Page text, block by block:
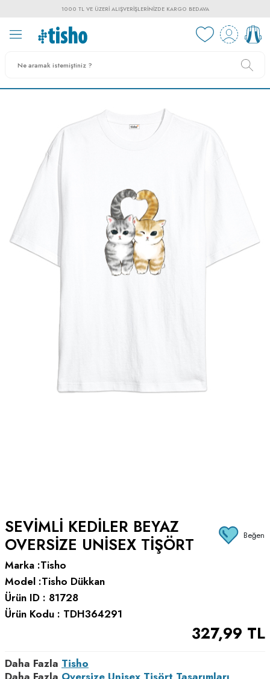
1000 TL VE ÜZERI ALIŞVERIŞLERINIZDE KARGO BEDAVA
SEVIMLI KEDILER BEYAZ
OVERSIZE UNISEX TIŞÖRT
Beğen
Marka :Tisho
Model :Tisho Dükkan
Ürün ID : 81728
Ürün Kodu : TDH364291
327,99 TL
Daha Fazla Tisho